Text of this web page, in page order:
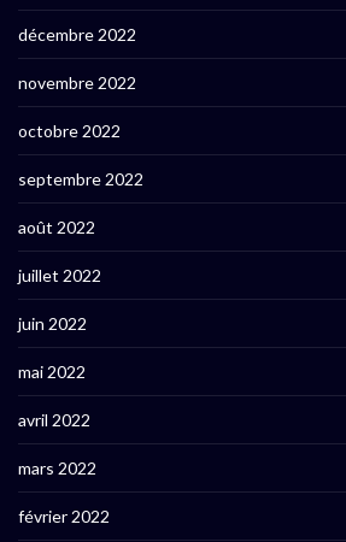
décembre 2022
novembre 2022
octobre 2022
septembre 2022
août 2022
juillet 2022
juin 2022
mai 2022
avril 2022
mars 2022
février 2022